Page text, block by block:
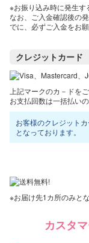
※お振り込み時に発生す
なお、ご入金確認後の
でに、必ずご入金をお願
クレジットカード
上記マークのカ－ドを
お支払回数は一括払い
お客様のクレジット
となっております。
※お届け先1カ所のみと
カスタ